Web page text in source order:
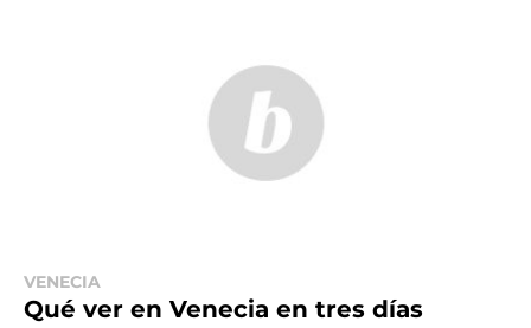
VENECIA
Qué ver en Venecia en tres días